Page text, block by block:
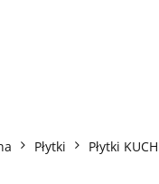
Płytki Płytki